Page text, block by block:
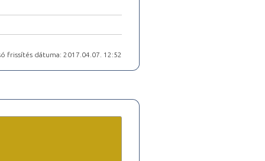
frissítés dátuma: 2017.04.07. 12:52